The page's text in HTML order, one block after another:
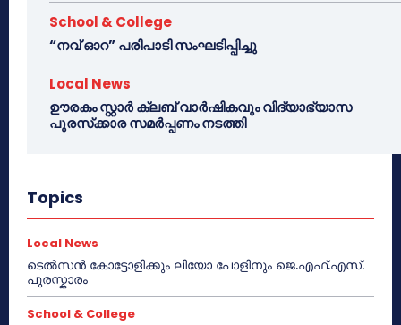
School & College
“നവ് ഓറ” പരിപാടി സംഘടിപ്പിച്ചു
Local News
ഊരകം സ്റ്റാർ ക്ലബ് വാർഷികവും വിദ്യാഭ്യാസ
പുരസ്‌ക്കാര സമർപ്പണം നടത്തി
Topics
Local News
ടെൽസൻ കോട്ടോളിക്കും ലിയോ പോളിനും ജെ.എഫ്.എസ്.
പുരസ്കാരം
School & College